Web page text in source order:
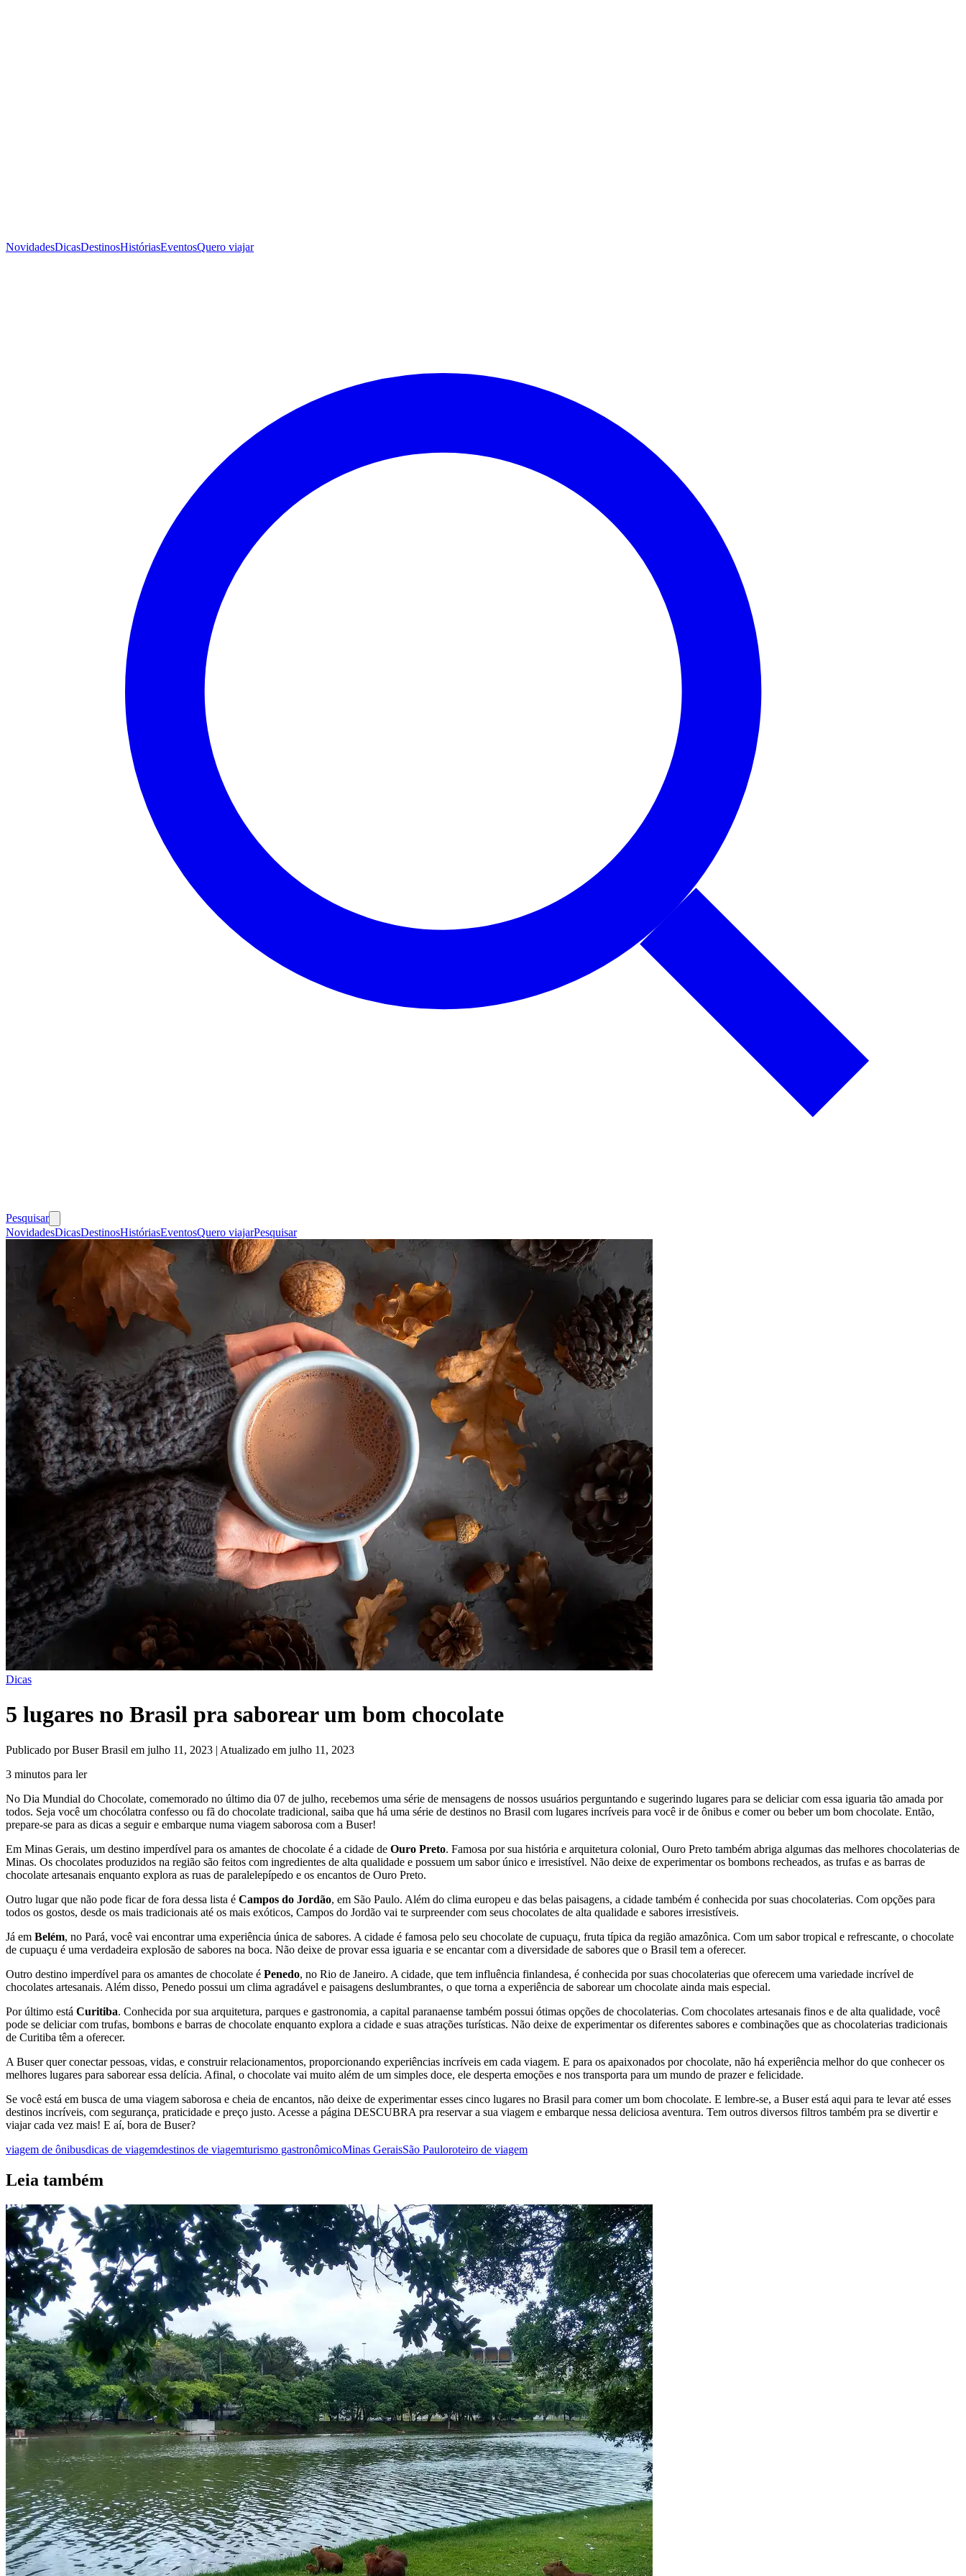
NovidadesDicasDestinosHistóriasEventosQuero viajar
Pesquisar
NovidadesDicasDestinosHistóriasEventosQuero viajarPesquisar
Dicas
5 lugares no Brasil pra saborear um bom chocolate
Publicado por Buser Brasil em julho 11, 2023 | Atualizado em julho 11, 2023
3 minutos para ler
No Dia Mundial do Chocolate, comemorado no último dia 07 de julho, recebemos uma série de mensagens de nossos usuários perguntando e sugerindo lugares para se deliciar com essa iguaria tão amada por
todos. Seja você um chocólatra confesso ou fã do chocolate tradicional, saiba que há uma série de destinos no Brasil com lugares incríveis para você ir de ônibus e comer ou beber um bom chocolate. Então,
prepare-se para as dicas a seguir e embarque numa viagem saborosa com a Buser!
Em Minas Gerais, um destino imperdível para os amantes de chocolate é a cidade de Ouro Preto. Famosa por sua história e arquitetura colonial, Ouro Preto também abriga algumas das melhores chocolaterias de
Minas. Os chocolates produzidos na região são feitos com ingredientes de alta qualidade e possuem um sabor único e irresistível. Não deixe de experimentar os bombons recheados, as trufas e as barras de
chocolate artesanais enquanto explora as ruas de paralelepípedo e os encantos de Ouro Preto.
Outro lugar que não pode ficar de fora dessa lista é Campos do Jordão, em São Paulo. Além do clima europeu e das belas paisagens, a cidade também é conhecida por suas chocolaterias. Com opções para
todos os gostos, desde os mais tradicionais até os mais exóticos, Campos do Jordão vai te surpreender com seus chocolates de alta qualidade e sabores irresistíveis.
Já em Belém, no Pará, você vai encontrar uma experiência única de sabores. A cidade é famosa pelo seu chocolate de cupuaçu, fruta típica da região amazônica. Com um sabor tropical e refrescante, o chocolate
de cupuaçu é uma verdadeira explosão de sabores na boca. Não deixe de provar essa iguaria e se encantar com a diversidade de sabores que o Brasil tem a oferecer.
Outro destino imperdível para os amantes de chocolate é Penedo, no Rio de Janeiro. A cidade, que tem influência finlandesa, é conhecida por suas chocolaterias que oferecem uma variedade incrível de
chocolates artesanais. Além disso, Penedo possui um clima agradável e paisagens deslumbrantes, o que torna a experiência de saborear um chocolate ainda mais especial.
Por último está Curitiba. Conhecida por sua arquitetura, parques e gastronomia, a capital paranaense também possui ótimas opções de chocolaterias. Com chocolates artesanais finos e de alta qualidade, você
pode se deliciar com trufas, bombons e barras de chocolate enquanto explora a cidade e suas atrações turísticas. Não deixe de experimentar os diferentes sabores e combinações que as chocolaterias tradicionais
de Curitiba têm a oferecer.
A Buser quer conectar pessoas, vidas, e construir relacionamentos, proporcionando experiências incríveis em cada viagem. E para os apaixonados por chocolate, não há experiência melhor do que conhecer os
melhores lugares para saborear essa delícia. Afinal, o chocolate vai muito além de um simples doce, ele desperta emoções e nos transporta para um mundo de prazer e felicidade.
Se você está em busca de uma viagem saborosa e cheia de encantos, não deixe de experimentar esses cinco lugares no Brasil para comer um bom chocolate. E lembre-se, a Buser está aqui para te levar até esses
destinos incríveis, com segurança, praticidade e preço justo. Acesse a página DESCUBRA pra reservar a sua viagem e embarque nessa deliciosa aventura. Tem outros diversos filtros também pra se divertir e
viajar cada vez mais! E aí, bora de Buser?
viagem de ônibusdicas de viagemdestinos de viagemturismo gastronômicoMinas GeraisSão Pauloroteiro de viagem
Leia também